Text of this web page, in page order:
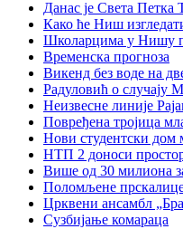
Данас је Света Петка
Како ће Ниш
Школарцима у Нишу
Временска прогноза
Викенд без воде на
Радуловић о случају
Неизвесне линије
Повређена тројица
Нови студентски
НТП 2 доноси
Више од 30 милиона
Поломљене
Црквени ансамбл
Сузбијање комараца